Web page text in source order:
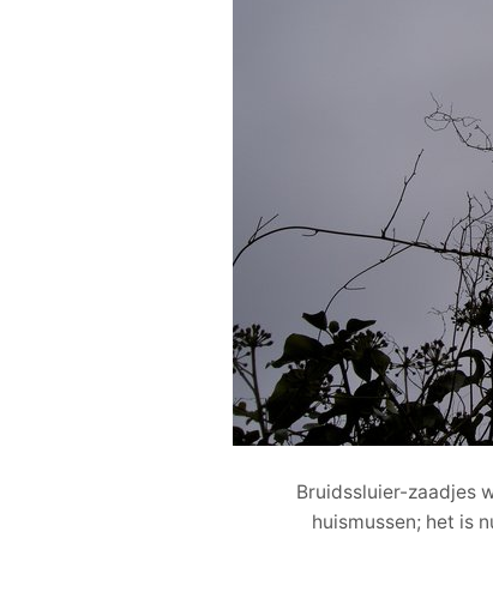
Bruidssluier-zaadjes
huismussen; het is